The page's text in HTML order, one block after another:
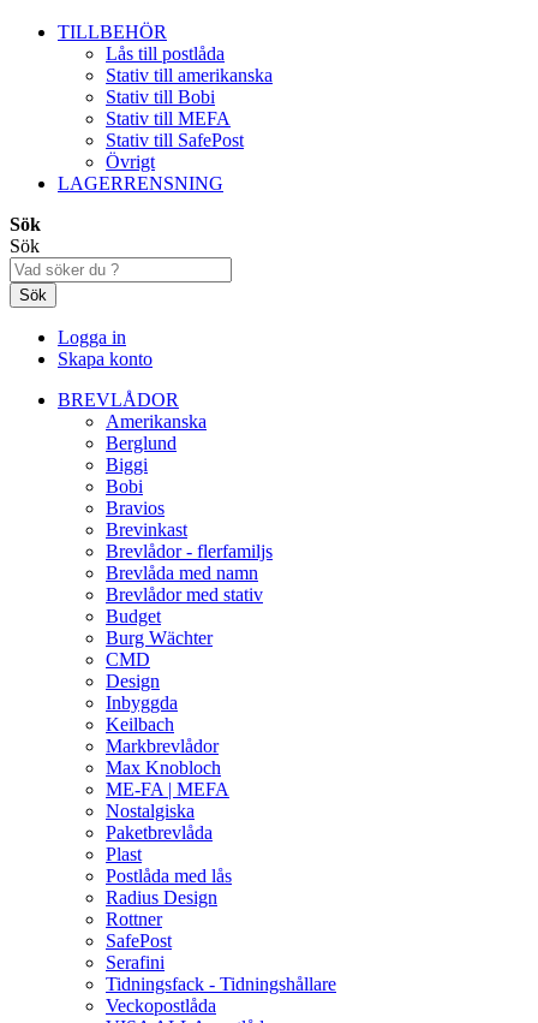
TILLBEHÖR
Lås till postlåda
Stativ till amerikanska
Stativ till Bobi
Stativ till MEFA
Stativ till SafePost
Övrigt
LAGERRENSNING
Sök
Sök
Sök
Logga in
Skapa konto
BREVLÅDOR
Amerikanska
Berglund
Biggi
Bobi
Bravios
Brevinkast
Brevlådor - flerfamiljs
Brevlåda med namn
Brevlådor med stativ
Budget
Burg Wächter
CMD
Design
Inbyggda
Keilbach
Markbrevlådor
Max Knobloch
ME-FA | MEFA
Nostalgiska
Paketbrevlåda
Plast
Postlåda med lås
Radius Design
Rottner
SafePost
Serafini
Tidningsfack - Tidningshållare
Veckopostlåda